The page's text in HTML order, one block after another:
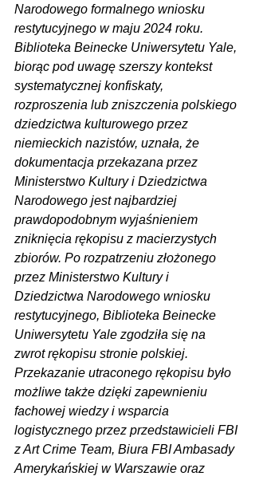
Narodowego formalnego wniosku
restytucyjnego w maju 2024 roku.
Biblioteka Beinecke Uniwersytetu Yale,
biorąc pod uwagę szerszy kontekst
systematycznej konfiskaty,
rozproszenia lub zniszczenia polskiego
dziedzictwa kulturowego przez
niemieckich nazistów, uznała, że
dokumentacja przekazana przez
Ministerstwo Kultury i Dziedzictwa
Narodowego jest najbardziej
prawdopodobnym wyjaśnieniem
zniknięcia rękopisu z macierzystych
zbiorów. Po rozpatrzeniu złożonego
przez Ministerstwo Kultury i
Dziedzictwa Narodowego wniosku
restytucyjnego, Biblioteka Beinecke
Uniwersytetu Yale zgodziła się na
zwrot rękopisu stronie polskiej.
Przekazanie utraconego rękopisu było
możliwe także dzięki zapewnieniu
fachowej wiedzy i wsparcia
logistycznego przez przedstawicieli FBI
z Art Crime Team, Biura FBI Ambasady
Amerykańskiej w Warszawie oraz